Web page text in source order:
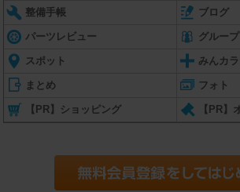
整備手帳 ブログ
パーツレビュー グループ
スポット みんカラ
まとめ フォト
【PR】ショッピング 【PR】